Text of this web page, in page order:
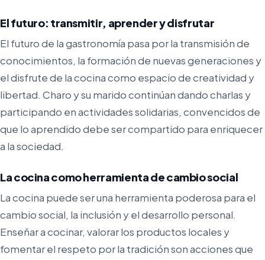
El futuro: transmitir, aprender y disfrutar
El futuro de la gastronomía pasa por la transmisión de
conocimientos, la formación de nuevas generaciones y
el disfrute de la cocina como espacio de creatividad y
libertad. Charo y su marido continúan dando charlas y
participando en actividades solidarias, convencidos de
que lo aprendido debe ser compartido para enriquecer
a la sociedad.
La cocina como herramienta de cambio social
La cocina puede ser una herramienta poderosa para el
cambio social, la inclusión y el desarrollo personal.
Enseñar a cocinar, valorar los productos locales y
fomentar el respeto por la tradición son acciones que